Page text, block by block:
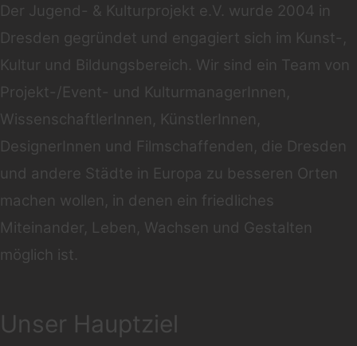
Der Jugend- & Kulturprojekt e.V. wurde 2004 in
Dresden gegründet und engagiert sich im Kunst-,
Kultur und Bildungsbereich. Wir sind ein Team von
Projekt-/Event- und KulturmanagerInnen,
WissenschaftlerInnen, KünstlerInnen,
DesignerInnen und Filmschaffenden, die Dresden
und andere Städte in Europa zu besseren Orten
machen wollen, in denen ein friedliches
Miteinander, Leben, Wachsen und Gestalten
möglich ist.
Unser Hauptziel